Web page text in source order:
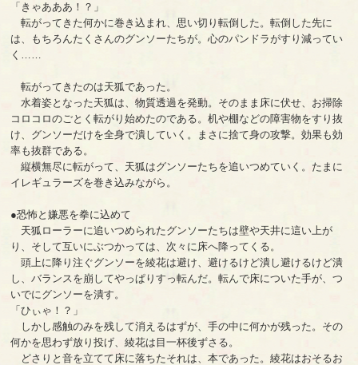
「きゃあああ！？」
転がってきた何かに巻き込まれ、思い切り転倒した。転倒した先に
は、もちろんたくさんのグンソーたちが。心のパンドラがすり減ってい
く……
転がってきたのは天狐であった。
水着姿となった天狐は、物質透過を発動。そのまま床に伏せ、お掃除
コロコロのごとく転がり始めたのである。机や棚などの障害物をすり抜
け、グンソーだけを全身で潰していく。まさに捨て身の攻撃。効果も効
率も抜群である。
縦横無尽に転がって、天狐はグンソーたちを追いつめていく。たまに
イレギュラーズを巻き込みながら。
●恐怖と嫌悪を拳に込めて
天狐ローラーに追いつめられたグンソーたちは壁や天井に這い上が
り、そして互いにぶつかっては、次々に床へ降ってくる。
頭上に降り注ぐグンソーを綾花は避け、避けるけど潰し避けるけど潰
し、バランスを崩してやっぱりすっ転んだ。転んで床についた手が、つ
いでにグンソーを潰す。
「ひぃゃ！？」
しかし感触のみを残して消えるはずが、手の中に何かが残った。その
何かを思わず放り投げ、綾花は目一杯後ずさる。
どさりと音を立てて床に落ちたそれは、本であった。綾花はおそるお